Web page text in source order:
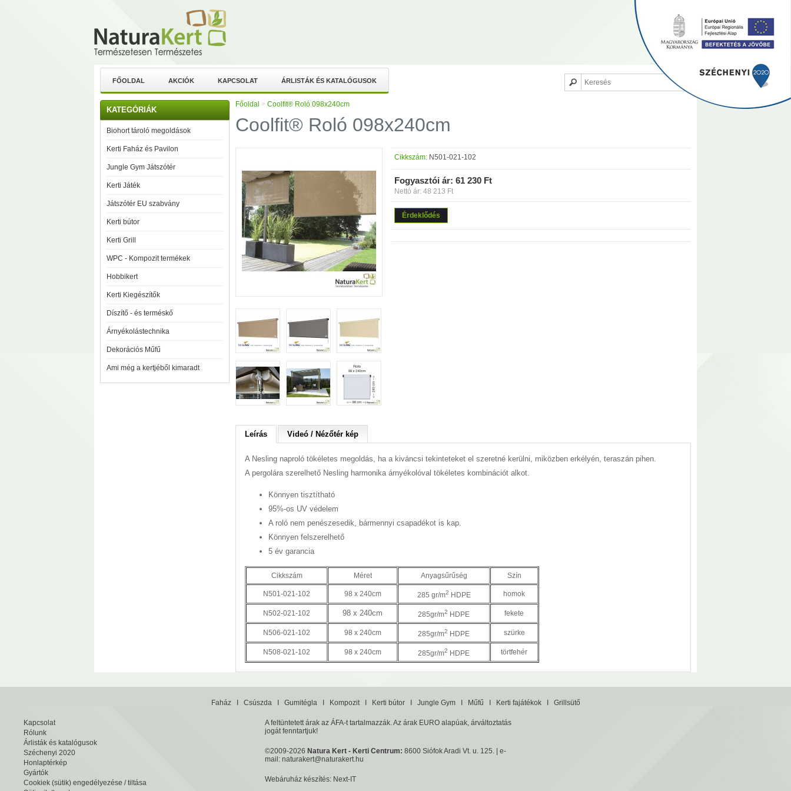
FŐOLDAL AKCIÓK KAPCSOLAT ÁRLISTÁK ÉS KATALÓGUSOK
KATEGÓRIÁK
Biohort tároló megoldások
Kerti Faház és Pavilon
Jungle Gym Játszótér
Kerti Játék
Játszótér EU szabvány
Kerti bútor
Kerti Grill
WPC - Kompozit termékek
Hobbikert
Kerti Kiegészítők
Díszítő - és terméskő
Árnyékolástechnika
Dekorációs Műfű
Ami még a kertjéből kimaradt
Főoldal > Coolfit® Roló 098x240cm
Coolfit® Roló 098x240cm
Cikkszám: N501-021-102
Fogyasztói ár: 61 230 Ft
Nettó ár: 48 213 Ft
Érdeklődés
Leírás Videó / Nézőtér kép
A Nesling naproló tökéletes megoldás, ha a kiváncsi tekinteteket el szeretné kerülni, miközben erkélyén, teraszán pihen.
A pergolára szerelhető Nesling harmonika árnyékolóval tökéletes kombinációt alkot.
​Könnyen tisztítható
95%-os UV védelem
A roló nem penészesedik, bármennyi csapadékot is kap.
Könnyen felszerelhető
5 év garancia
Cikkszám Méret Anyagsűrűség Szín
N501-021-102 98 x 240cm 285 gr/m2 HDPE homok
N502-021-102 98 x 240cm 285gr/m2 HDPE fekete
N506-021-102 98 x 240cm 285gr/m2 HDPE szürke
N508-021-102 98 x 240cm 285gr/m2 HDPE törtfehér
FaházI CsúszdaI GumitéglaI KompozitI Kerti bútorI Jungle GymI Műfű Kerti fajátékokI Grillsütő
Kapcsolat
Rólunk
Árlisták és katalógusok
Széchenyi 2020
Honlaptérkép
Gyártók
Cookiek (sütik) engedélyezése / tiltása
A feltüntetett árak az ÁFA-t tartalmazzák. Az árak EURO alapúak, árváltoztatás
jogát fenntartjuk!
©2009-2026 Natura Kert - Kerti Centrum: 8600 Siófok Aradi Vt. u. 125. | e-
mail:naturakert@naturakert.hu
Webáruház készítés: Next-IT